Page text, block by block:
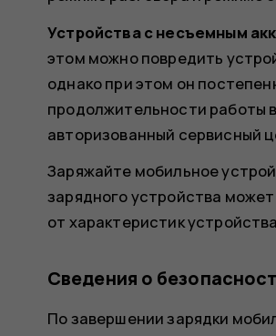
Устройства с несъемным
этом можно повредить
однако при этом он
продолжительности работы
авторизованный сервисный
Заряжайте мобильное
зарядного устройства
от характеристик
Сведения о
По завершении зарядки